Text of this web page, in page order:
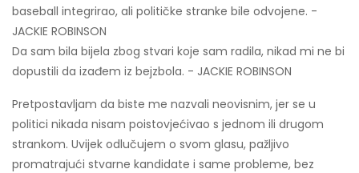
baseball integrirao, ali političke stranke bile odvojene. -
JACKIE ROBINSON
Da sam bila bijela zbog stvari koje sam radila, nikad mi ne bi
dopustili da izađem iz bejzbola. - JACKIE ROBINSON
Pretpostavljam da biste me nazvali neovisnim, jer se u
politici nikada nisam poistovjećivao s jednom ili drugom
strankom. Uvijek odlučujem o svom glasu, pažljivo
promatrajući stvarne kandidate i same probleme, bez